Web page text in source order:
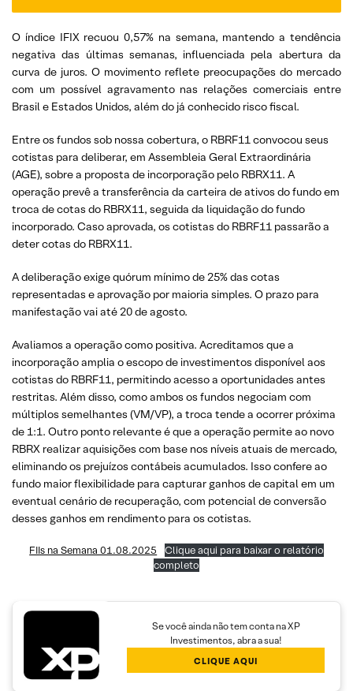
O índice IFIX recuou 0,57% na semana, mantendo a tendência
negativa das últimas semanas, influenciada pela abertura da
curva de juros. O movimento reflete preocupações do mercado
com um possível agravamento nas relações comerciais entre
Brasil e Estados Unidos, além do já conhecido risco fiscal.
Entre os fundos sob nossa cobertura, o RBRF11 convocou seus
cotistas para deliberar, em Assembleia Geral Extraordinária
(AGE), sobre a proposta de incorporação pelo RBRX11. A
operação prevê a transferência da carteira de ativos do fundo em
troca de cotas do RBRX11, seguida da liquidação do fundo
incorporado. Caso aprovada, os cotistas do RBRF11 passarão a
deter cotas do RBRX11.
A deliberação exige quórum mínimo de 25% das cotas
representadas e aprovação por maioria simples. O prazo para
manifestação vai até 20 de agosto.
Avaliamos a operação como positiva. Acreditamos que a
incorporação amplia o escopo de investimentos disponível aos
cotistas do RBRF11, permitindo acesso a oportunidades antes
restritas. Além disso, como ambos os fundos negociam com
múltiplos semelhantes (VM/VP), a troca tende a ocorrer próxima
de 1:1. Outro ponto relevante é que a operação permite ao novo
RBRX realizar aquisições com base nos níveis atuais de mercado,
eliminando os prejuízos contábeis acumulados. Isso confere ao
fundo maior flexibilidade para capturar ganhos de capital em um
eventual cenário de recuperação, com potencial de conversão
desses ganhos em rendimento para os cotistas.
FIIs na Semana 01.08.2025
Clique aqui para baixar o relatório
completo
Se você ainda não tem conta na XP
Investimentos, abra a sua!
CLIQUE AQUI